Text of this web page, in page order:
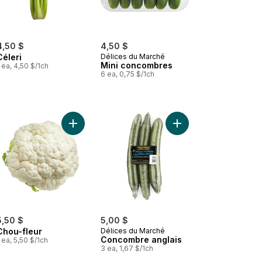
$
ea, 4,50 $/1ch
4,50 $
Délices du Marché
Mini concombres
6 ea, 0,75 $/1ch
rouges au panier
$
fleur
ea, 5,50 $/1ch
Ajouter Chou-fleur au panier
5,00 $
Délices du Marché
Concombre anglais
3 ea, 1,67 $/1ch
Ajouter Concombre